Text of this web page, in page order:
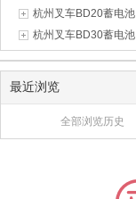
杭州叉车BD20蓄电池
杭州叉车BD30蓄电池
最近浏览
全部浏览历史